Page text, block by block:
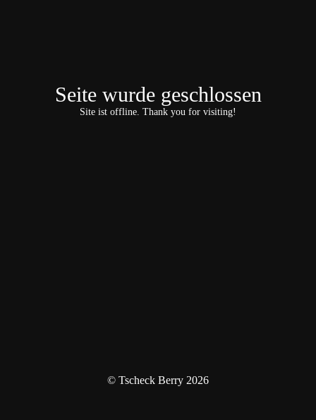
Seite wurde geschlossen
Site ist offline. Thank you for visiting!
© Tscheck Berry 2026